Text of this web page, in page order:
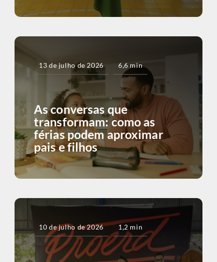
13 de julho de 2026 6,6 min
As conversas que
transformam: como as
férias podem aproximar
pais e filhos
10 de julho de 2026 1,2 min